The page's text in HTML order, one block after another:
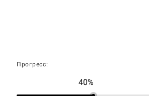
Прогресс:
40%